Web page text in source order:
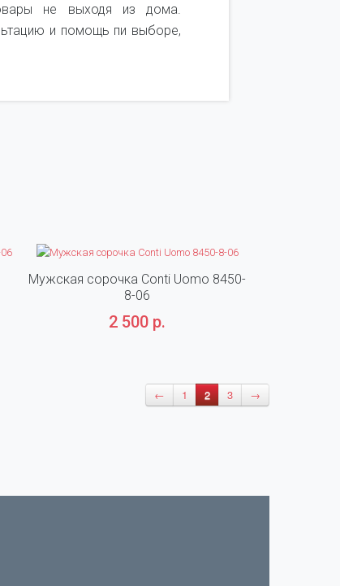
не выходя из дома.
и помощь пи выборе,
Мужская сорочка Conti Uomo 8450-
8-06
2 500 р.
← 1 2 3 →